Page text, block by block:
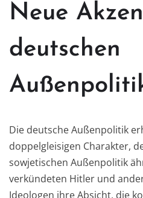
Neue
deutschen
Die deutsche Außenpolitik
doppelgleisigen Charakter,
sowjetischen Außenpolitik
verkündeten Hitler und
Ideologen ihre Absicht, die